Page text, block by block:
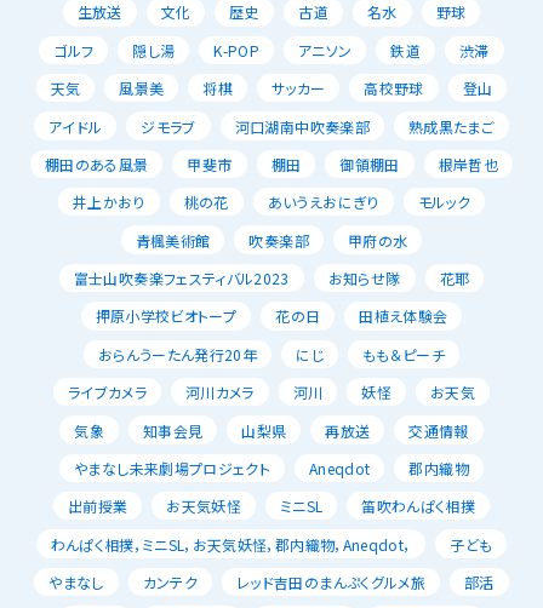
生放送
文化 歴史 古道 名水
野球
ゴルフ
隠し湯 K-POP アニソン 鉄道
渋滞
天気
風景美 将棋 サッカー 高校野球
登山
アイドル
ジモラブ 河口湖南中吹奏楽部
熟成黒たまご
棚田のある風景
甲斐市 棚田 御領棚田
根岸哲也
井上かおり
桃の花 あいうえおにぎり
モルック
青楓美術館
吹奏楽部
甲府の水
富士山吹奏楽フェスティバル2023
お知らせ隊
花耶
押原小学校ビオトープ
花の日
田植え体験会
おらんうーたん発行20年
にじ
もも＆ピーチ
ライブカメラ
河川カメラ 河川 妖怪
お天気
気象
知事会見 山梨県 再放送
交通情報
やまなし未来劇場プロジェクト
Aneqdot
郡内織物
出前授業
お天気妖怪 ミニSL
笛吹わんぱく相撲
わんぱく相撲，ミニSL，お天気妖怪，郡内織物，Aneqdot，
子ども
やまなし
カンテク レッド吉田のまんぷくグルメ旅
部活